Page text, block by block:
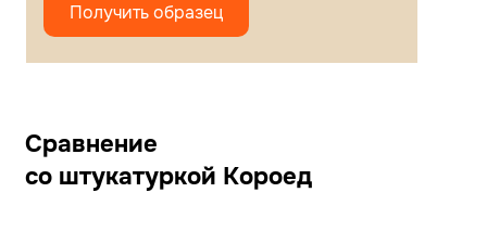
Получить образец
Сравнение
со штукатуркой Короед